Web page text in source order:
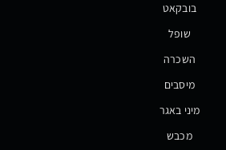
בובקאט
שופל
השכרה
מיסבים
מיני באגר
מכבש